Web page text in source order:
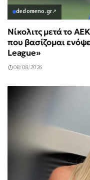
dedomeno.gr↗
Νίκολιτς μετά το
που βασίζομαι
League»
08/08/2026